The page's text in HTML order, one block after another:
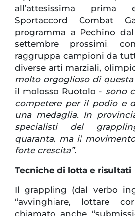
all’attesissima prima
Sportaccord Combat
programma a Pechino
settembre prossimi,
raggruppa campioni da
diverse arti marziali,
molto orgoglioso di questa
il molosso Ruotolo - sono
competere per il podio e
una medaglia. In
specialisti del
quaranta, ma il
forte crescita”.
Tecniche di lotta e risultati
Il grappling (dal verbo
“avvinghiare, lottare
chiamato anche